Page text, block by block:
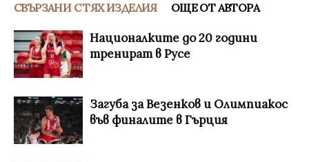
СВЪРЗАНИ С ТЯХ ИЗДЕЛИЯ ОЩЕ ОТ АВТОРА
Националките до 20 години
тренират в Русе
Загуба за Везенков и Олимпиакос
във финалите в Гърция